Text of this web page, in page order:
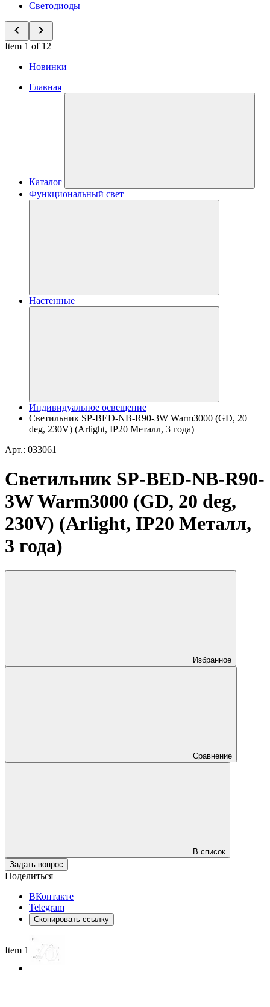
Светодиоды
Item 1 of 12
Новинки
Главная
Каталог
Функциональный свет
Настенные
Индивидуальное освещение
Светильник SP-BED-NB-R90-3W Warm3000 (GD, 20
deg, 230V) (Arlight, IP20 Металл, 3 года)
Арт.: 033061
Светильник SP-BED-NB-R90-
3W Warm3000 (GD, 20 deg,
230V) (Arlight, IP20 Металл,
3 года)
Избранное
Сравнение
В список
Задать вопрос
Поделиться
ВКонтакте
Telegram
Скопировать ссылку
Item 1 of 5